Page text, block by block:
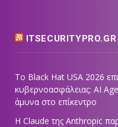
ITSECURITYPRO.GR
Το Black Hat USA 2026
κυβερνοασφάλειας: AI
άμυνα στο επίκεντρο
Η Claude της Anthropic